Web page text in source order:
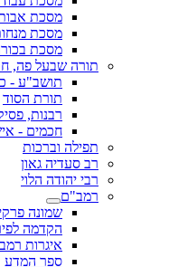
מסכת
מסכת
מסכת
תורה שבעל פה,
תושב"ע -
תורת הסוד
רבנות,
חכמים -
תפילה וברכות
רב סעדיה גאון
רבי יהודה הלוי
רמב"ם
שמונה
הקדמה
איגרות
ספר המדע